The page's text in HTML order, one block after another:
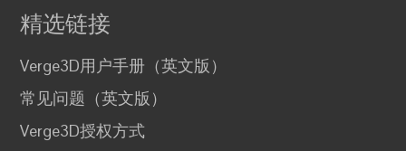
精选链接
Verge3D用户手册（英文版）
常见问题（英文版）
Verge3D授权方式